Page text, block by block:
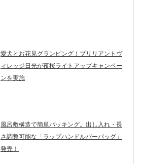
愛犬とお花見グランピング！ブリリアントヴ
ィレッジ日光が夜桜ライトアップキャンペー
ンを実施
風呂敷構造で簡単パッキング。出し入れ・長
さ調整可能な「ラップハンドルバーバッグ」
発売！